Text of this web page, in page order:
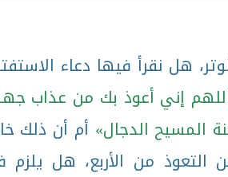
هل نقرأ فيها دعاء
إني أعوذ بك من عذاب
المسيح الدجال أم أن ذلك
التعوذ من الأربع، هل